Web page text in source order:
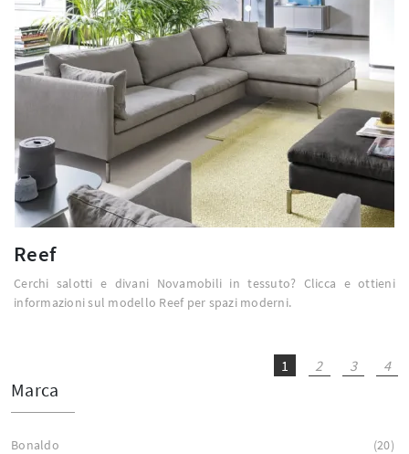
Reef
Cerchi salotti e divani Novamobili in tessuto? Clicca e ottieni
informazioni sul modello Reef per spazi moderni.
1 2 3 4
Marca
Bonaldo 20